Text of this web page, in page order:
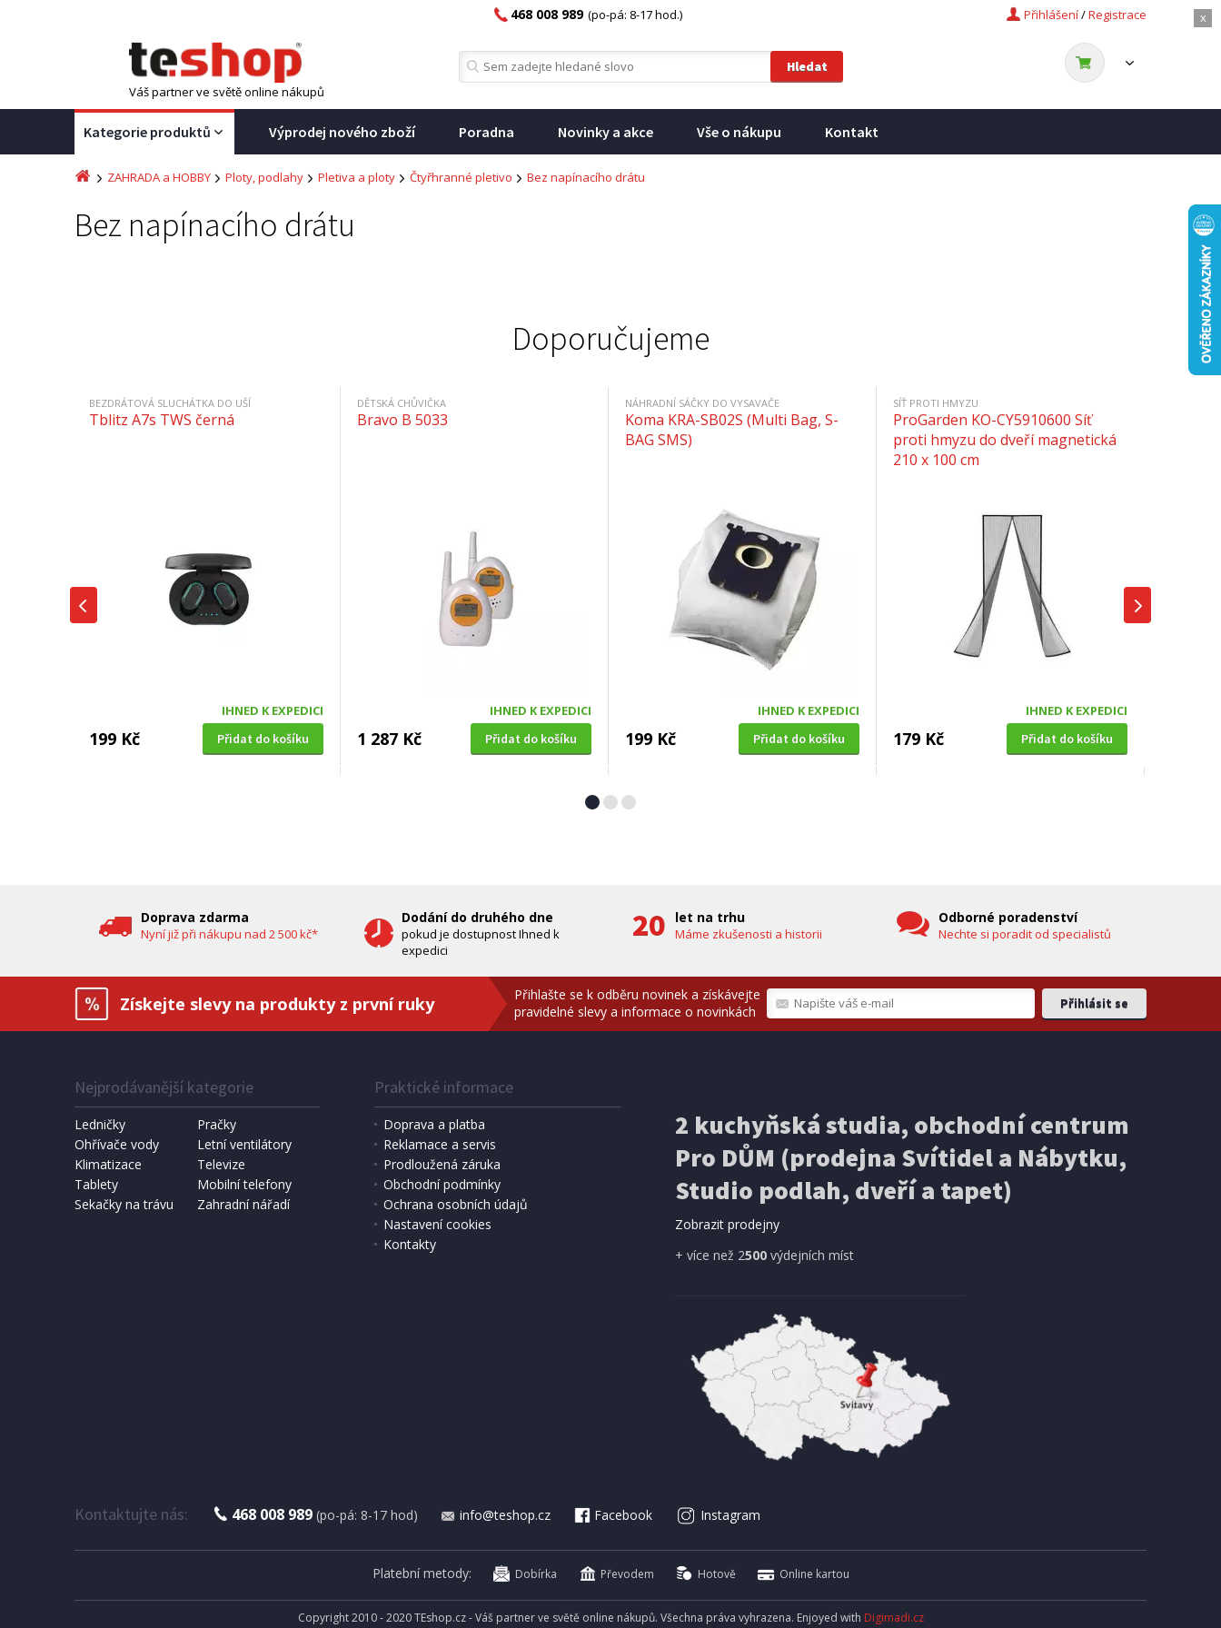
x
Registrace
/
Přihlášení
468 008 989 (po-pá: 8-17 hod.)
Váš partner ve světě online nákupů
Kategorie produktů Výprodej nového zboží Poradna Novinky a akce Vše o nákupu Kontakt
ZAHRADA a HOBBY Ploty, podlahy Pletiva a ploty Čtyřhranné pletivo Bez napínacího drátu
Bez napínacího drátu
Doporučujeme
BEZDRÁTOVÁ SLUCHÁTKA DO UŠÍ
Tblitz A7s TWS černá
IHNED K EXPEDICI
199 Kč Přidat do košíku
DĚTSKÁ CHŮVIČKA
Bravo B 5033
IHNED K EXPEDICI
1 287 Kč Přidat do košíku
NÁHRADNÍ SÁČKY DO VYSAVAČE
Koma KRA-SB02S (Multi Bag, S-
BAG SMS)
IHNED K EXPEDICI
199 Kč Přidat do košíku
SÍŤ PROTI HMYZU
ProGarden KO-CY5910600 Síť
proti hmyzu do dveří magnetická
210 x 100 cm
IHNED K EXPEDICI
179 Kč Přidat do košíku
IHNED K EXPEDICI
1 190 Kč Přidat do košíku
IHNED K EXPEDICI
6 490 Kč
Extol Craft (99130), 150x180cm,
Přidat do košíku 3 499 Kč Přidat do košíku
DOMÁCÍ PEKÁRNA CHLEBA
Bravo B 4262
SOLÁRNÍ SPRCHA
Hawaj 38 l, černá (vč. teploměru)
DOPRAVA ZDARMA
METEOSTANICE
ECG MS 300 White
ELEKTRICKÁ KOLOBĚŽKA
Ducati PRO-III
Doprava zdarma
Nyní již při nákupu nad 2 500 kč*
Dodání do druhého dne
pokud je dostupnost Ihned k
expedici
let na trhu
Máme zkušenosti a historii
Odborné poradenství
Nechte si poradit od specialistů
Získejte slevy na produkty z první ruky
Přihlašte se k odběru novinek a získávejte
pravidelné slevy a informace o novinkách
Nejprodávanější kategorie
Ledničky
Pračky
Ohřívače vody
Letní ventilátory
Klimatizace
Televize
Tablety
Mobilní telefony
Sekačky na trávu
Zahradní nářadí
Praktické informace
Doprava a platba
Reklamace a servis
Prodloužená záruka
Obchodní podmínky
Ochrana osobních údajů
Nastavení cookies
Kontakty
2 kuchyňská studia, obchodní centrum
Pro DŮM (prodejna Svítidel a Nábytku,
Studio podlah, dveří a tapet)
Zobrazit prodejny
+ více než 2500výdejních míst
Kontaktujte nás: 468 008 989 (po-pá: 8-17 hod) info@teshop.cz Facebook Instagram
Platební metody: Dobírka Převodem Hotově Online kartou
Copyright 2010 - 2020 TEshop.cz - Váš partner ve světě online nákupů. Všechna práva vyhrazena. Enjoyed with Digimadi.cz